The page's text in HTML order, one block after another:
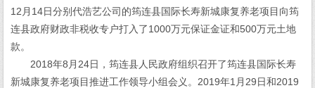
12月14日分别代浩艺公司的筠连县国际长寿新城康复养老项目向筠
连县政府财政非税收专户打入了1000万元保证金证和500万元土地
款。
2018年8月24日，筠连县人民政府组织召开了筠连县国际长寿
新城康复养老项目推进工作领导小组会义。2019年1月29日和2019